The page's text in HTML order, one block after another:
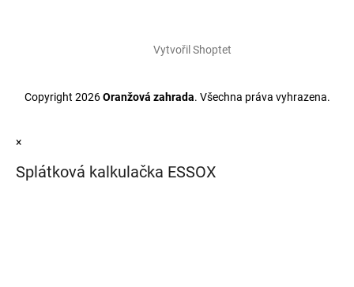
Vytvořil Shoptet
Copyright 2026Oranžová zahrada. Všechna práva vyhrazena.
×
Splátková kalkulačka ESSOX